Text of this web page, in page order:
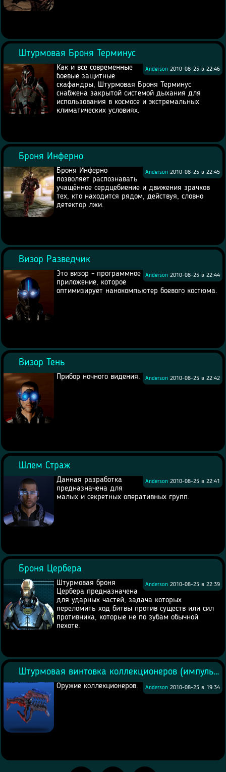
Штурмовая Броня Терминус
Anderson 2010-08-25 в 22:46
Как и все современные
боевые защитные
скафандры, Штурмовая Броня Терминус
снабжена закрытой системой дыхания для
использования в космосе и экстремальных
климатических условиях.
Броня Инферно
Anderson 2010-08-25 в 22:45
Броня Инферно
позволяет распознавать
учащённое сердцебиение и движения зрачков
тех, кто находится рядом, действуя, словно
детектор лжи.
Визор Разведчик
Anderson 2010-08-25 в 22:44
Это визор - программное
приложение, которое
оптимизирует нанокомпьютер боевого костюма.
Визор Тень
Anderson 2010-08-25 в 22:42
Прибор ночного видения.
Шлем Страж
Anderson 2010-08-25 в 22:41
Данная разработка
предназначена для
малых и секретных оперативных групп.
Броня Цербера
Anderson 2010-08-25 в 22:39
Штурмовая броня
Цербера предназначена
для ударных частей, задача которых
переломить ход битвы против существ или сил
противника, которые не по зубам обычной
пехоте.
Штурмовая винтовка коллекционеров (импульсная)
Anderson 2010-08-25 в 19:34
Оружие коллекционеров.